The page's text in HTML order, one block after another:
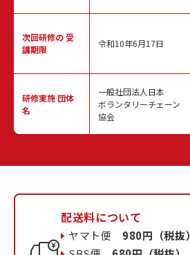
次回研修の受
講期限
研修実施 団体
名
令和10年6月17日
一般社団法人日本
ボランタリーチェーン
協会
配送料について
ヤマト便 980円（税抜）